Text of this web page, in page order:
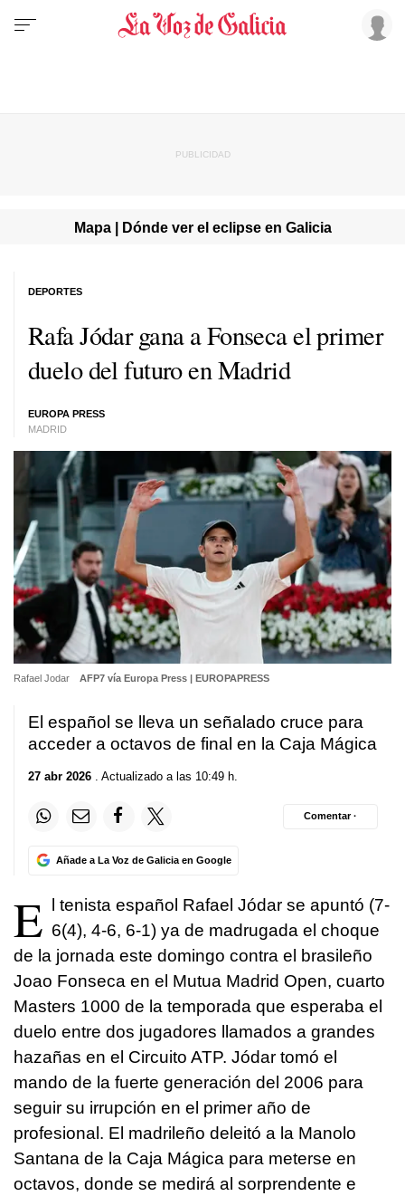
Mapa | Dónde ver el eclipse en Galicia
Rafa Jódar gana a Fonseca el primer
duelo del futuro en Madrid
EUROPA PRESS
MADRID
DEPORTES
Rafael Jodar AFP7 vía Europa Press | EUROPAPRESS
El español se lleva un señalado cruce para
acceder a octavos de final en la Caja Mágica
27 abr 2026 . Actualizado a las 10:49 h.
Añade a La Voz de Galicia en Google
Comentar ·
E l tenista español Rafael Jódar se apuntó (7-
6(4), 4-6, 6-1) ya de madrugada el choque
de la jornada este domingo contra el brasileño
Joao Fonseca en el Mutua Madrid Open, cuarto
Masters 1000 de la temporada que esperaba el
duelo entre dos jugadores llamados a grandes
hazañas en el Circuito ATP. Jódar tomó el
mando de la fuerte generación del 2006 para
seguir su irrupción en el primer año de
profesional. El madrileño deleitó a la Manolo
Santana de la Caja Mágica para meterse en
octavos, donde se medirá al sorprendente e